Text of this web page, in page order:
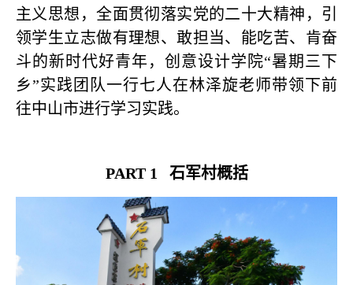
主义思想，全面贯彻落实党的二十大精神，引
领学生立志做有理想、敢担当、能吃苦、肯奋
斗的新时代好青年，创意设计学院“暑期三下
乡”实践团队一行七人在林泽旋老师带领下前
往中山市进行学习实践。
PART 1 石军村概括